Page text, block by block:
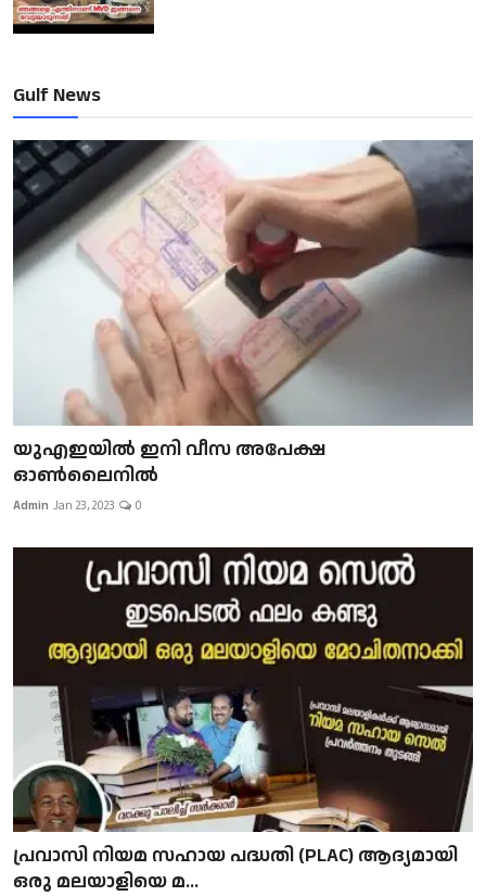
Gulf News
യുഎഇയിൽ ഇനി വീസ അപേക്ഷ
ഓൺലൈനിൽ
Admin Jan 23, 2023 0
പ്രവാസി നിയമ സഹായ പദ്ധതി (PLAC) ആദ്യമായി
ഒരു മലയാളിയെ മ...